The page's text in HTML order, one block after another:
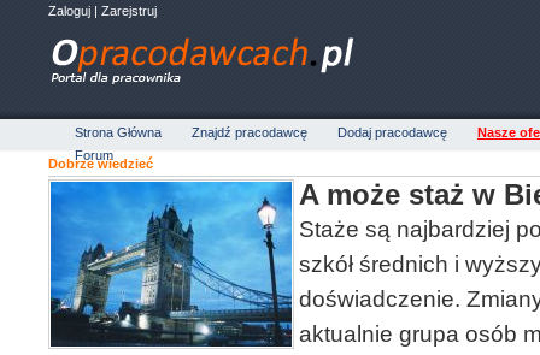
Zaloguj | Zarejstruj
Strona Główna Znajdź pracodawcę Dodaj pracodawcę
Nasze
Forum
Dobrze wiedzieć
A może staż w
Staże są najbardziej
szkół średnich i
doświadczenie.
aktualnie grupa osób